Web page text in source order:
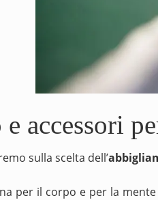
accessori
sulla scelta dell’
per il corpo e per la